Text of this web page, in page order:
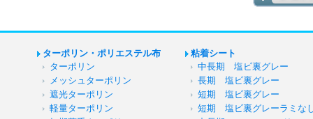
ターポリン・ポリエステル布
ターポリン
メッシュターポリン
遮光ターポリン
軽量ターポリン
粘着シート
中長期 塩ビ裏グレー
長期 塩ビ裏グレー
短期 塩ビ裏グレー
短期 塩ビ裏グレーラミな